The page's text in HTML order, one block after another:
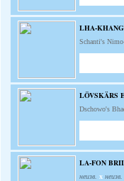
LHA-
Schanti's
LÖVSKÄRS
Dschowo's
LA-FON
неизв. x неизв.